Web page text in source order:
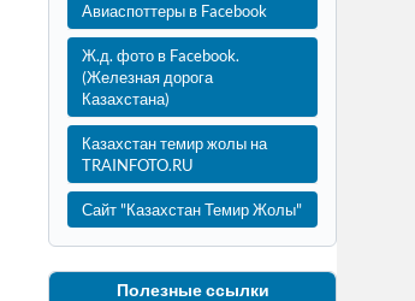
Авиаспоттеры в Facebook
Ж.д. фото в Facebook.
(Железная дорога
Казахстана)
Казахстан темир жолы на
TRAINFOTO.RU
Сайт "Казахстан Темир Жолы"
Полезные ссылки